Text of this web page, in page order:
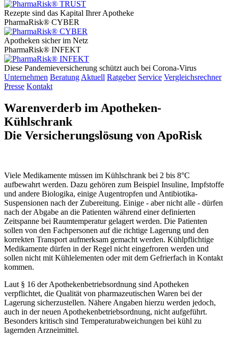
Rezepte sind das Kapital Ihrer Apotheke
PharmaRisk® CYBER
Apotheken sicher im Netz
PharmaRisk® INFEKT
Diese Pandemieversicherung schützt auch bei Corona-Virus
Unternehmen Beratung Aktuell Ratgeber Service Vergleichsrechner
Presse Kontakt
Warenverderb im Apotheken-
Kühlschrank
Die Versicherungslösung von ApoRisk
Viele Medikamente müssen im Kühlschrank bei 2 bis 8°C
aufbewahrt werden. Dazu gehören zum Beispiel Insuline, Impfstoffe
und andere Biologika, einige Augentropfen und Antibiotika-
Suspensionen nach der Zubereitung. Einige - aber nicht alle - dürfen
nach der Abgabe an die Patienten während einer definierten
Zeitspanne bei Raumtemperatur gelagert werden. Die Patienten
sollen von den Fachpersonen auf die richtige Lagerung und den
korrekten Transport aufmerksam gemacht werden. Kühlpflichtige
Medikamente dürfen in der Regel nicht eingefroren werden und
sollen nicht mit Kühlelementen oder mit dem Gefrierfach in Kontakt
kommen.
Laut § 16 der Apothekenbetriebsordnung sind Apotheken
verpflichtet, die Qualität von pharmazeutischen Waren bei der
Lagerung sicherzustellen. Nähere Angaben hierzu werden jedoch,
auch in der neuen Apothekenbetriebsordnung, nicht aufgeführt.
Besonders kritisch sind Temperaturabweichungen bei kühl zu
lagernden Arzneimittel.